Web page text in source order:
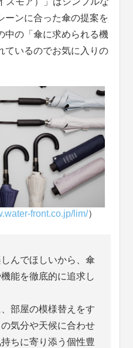
ーンに合った傘の提案を
中の「傘に求められる機
ているのでお気に入りの
front.co.jp/lim/）
んでほしいから、傘
能を徹底的に追求し
部屋の模様替えをす
気分や天候に合わせ
ちに寄り添う個性豊